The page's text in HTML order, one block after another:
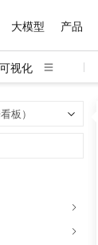
大模型 产品
视化
板）